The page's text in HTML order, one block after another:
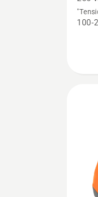
40-
C250
100-